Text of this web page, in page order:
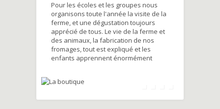
Pour les écoles et les groupes nous
organisons toute l'année la visite de la
ferme, et une dégustation toujours
apprécié de tous. Le vie de la ferme et
des animaux, la fabrication de nos
fromages, tout est expliqué et les
enfants apprennent énormément